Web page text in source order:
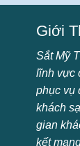
Giới
Sắt Mỹ
lĩnh vực
phục vụ
khách
gian
kết